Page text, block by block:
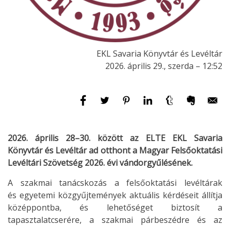
EKL Savaria Könyvtár és Levéltár
2026. április 29., szerda – 12:52
2026. április 28–30. között az ELTE EKL Savaria
Könyvtár és Levéltár ad otthont a Magyar Felsőoktatási
Levéltári Szövetség 2026. évi vándorgyűlésének.
A szakmai tanácskozás a felsőoktatási levéltárak
és egyetemi közgyűjtemények aktuális kérdéseit állítja
középpontba, és lehetőséget biztosít a
tapasztalatcserére, a szakmai párbeszédre és az